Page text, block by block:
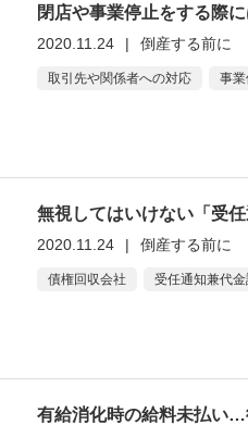
閉店や事業停止をする際
2020.11.24 | 倒産する前に
取引先や関係者への対応 事業
無視してはいけない「受
2020.11.24 | 倒産する前に
債権回収会社 受任通知兼代
有給消化時の給料未払い…